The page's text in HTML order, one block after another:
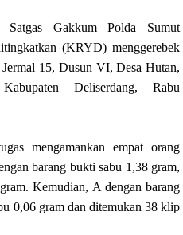
Gakkum Polda Sumut
(KRYD) menggerebek
15, Dusun VI, Desa Hutan,
Deliserdang, Rabu
mengamankan empat orang
barang bukti sabu 1,38 gram,
Kemudian, A dengan barang
0,06 gram dan ditemukan 38 klip